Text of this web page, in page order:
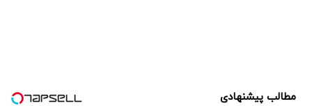
توافق پایداری بین
مطالب پیشنهادی